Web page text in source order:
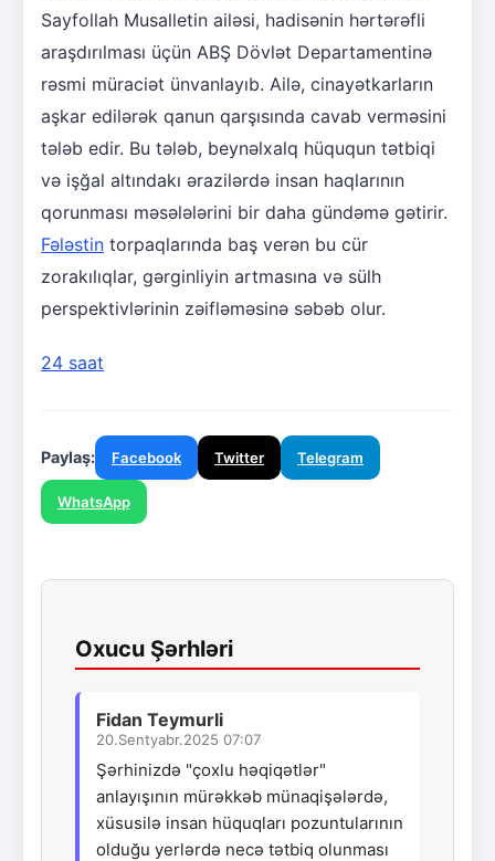
Sayfollah Musalletin ailəsi, hadisənin hərtərəfli
araşdırılması üçün ABŞ Dövlət Departamentinə
rəsmi müraciət ünvanlayıb. Ailə, cinayətkarların
aşkar edilərək qanun qarşısında cavab verməsini
tələb edir. Bu tələb, beynəlxalq hüququn tətbiqi
və işğal altındakı ərazilərdə insan haqlarının
qorunması məsələlərini bir daha gündəmə gətirir.
Fələstin torpaqlarında baş verən bu cür
zorakılıqlar, gərginliyin artmasına və sülh
perspektivlərinin zəifləməsinə səbəb olur.
24 saat
Paylaş: Facebook Twitter Telegram
WhatsApp
Oxucu Şərhləri
Fidan Teymurli
20.Sentyabr.2025 07:07
Şərhinizdə "çoxlu həqiqətlər"
anlayışının mürəkkəb münaqişələrdə,
xüsusilə insan hüquqları pozuntularının
olduğu yerlərdə necə tətbiq olunması